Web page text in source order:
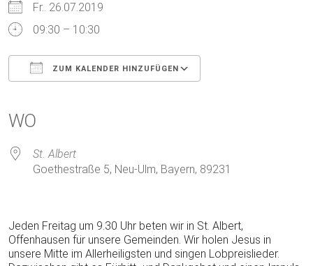
Fr.. 26.07.2019
09:30 – 10:30
ZUM KALENDER HINZUFÜGEN
WO
St. Albert
Goethestraße 5, Neu-Ulm, Bayern, 89231
Jeden Freitag um 9.30 Uhr beten wir in St. Albert,
Offenhausen für unsere Gemeinden. Wir holen Jesus in
unsere Mitte im Allerheiligsten und singen Lobpreislieder.